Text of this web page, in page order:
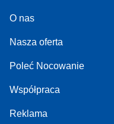
O nas
Nasza oferta
Poleć Nocowanie
Współpraca
Reklama